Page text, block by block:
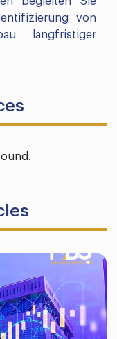
von
langfristiger